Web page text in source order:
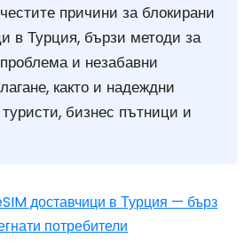
причини за блокирани
в Турция, бързи методи за
и незабавни
както и надеждни
бизнес пътници и
доставчици в Турция — бърз
потребители